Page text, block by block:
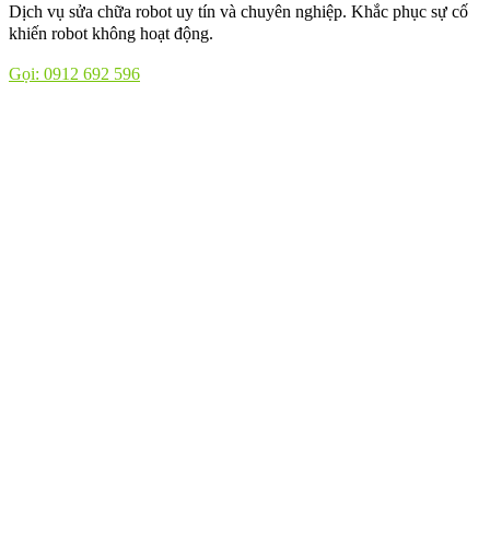
Dịch vụ sửa chữa robot uy tín và chuyên nghiệp. Khắc phục sự cố
khiến robot không hoạt động.
Gọi: 0912 692 596